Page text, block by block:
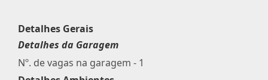
Detalhes Gerais
Detalhes da Garagem
Nº. de vagas na garagem - 1